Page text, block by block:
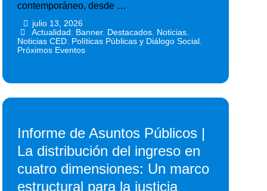
contemporáneo, desde …
julio 13, 2026
Actualidad Banner, Destacados, Noticias,
Noticias CED Políticas Públicas y Diálogo Social
Próximos Eventos
Informe de Asuntos Públicos |
La distribución del ingreso en
cuatro dimensiones: Un marco
estructural para la justicia